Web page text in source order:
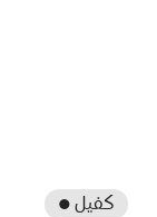
● كفيل